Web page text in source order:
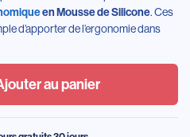
en Mousse de Silicone. Ces
d’apporter de l’ergonomie dans
au panier